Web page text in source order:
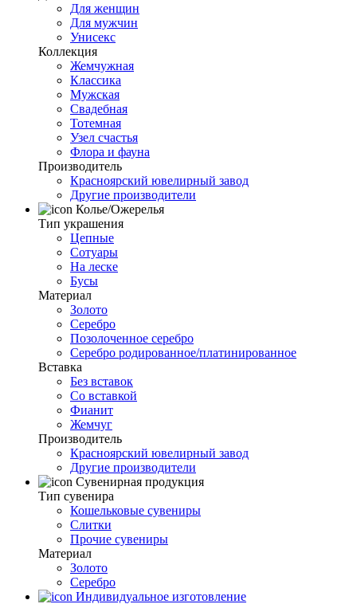
Для женщин
Для мужчин
Унисекс
Коллекция
Жемчужная
Классика
Мужская
Свадебная
Тотемная
Узел счастья
Флора и фауна
Производитель
Красноярский ювелирный завод
Другие производители
Колье/Ожерелья
Тип украшения
Цепные
Сотуары
На леске
Бусы
Материал
Золото
Серебро
Позолоченное серебро
Серебро родированное/платинированное
Вставка
Без вставок
Со вставкой
Фианит
Жемчуг
Производитель
Красноярский ювелирный завод
Другие производители
Сувенирная продукция
Тип сувенира
Кошельковые сувениры
Слитки
Прочие сувениры
Материал
Золото
Серебро
Индивидуальное изготовление